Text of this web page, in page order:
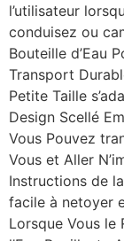
l’utilisateur
conduisez ou
Bouteille d’Eau
Transport
Petite Taille
Design Scellé
Vous Pouvez
Vous et Aller
Instructions de
facile à netoyer
Lorsque Vous le